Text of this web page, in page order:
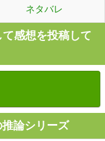
ネタバレ
感想を投稿して
論シリーズ